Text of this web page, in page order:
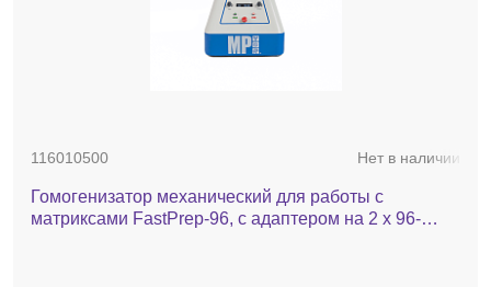
116010500 Нет в наличии
Гомогенизатор механический для работы с
матриксами FastPrep-96, с адаптером на 2 х 96-